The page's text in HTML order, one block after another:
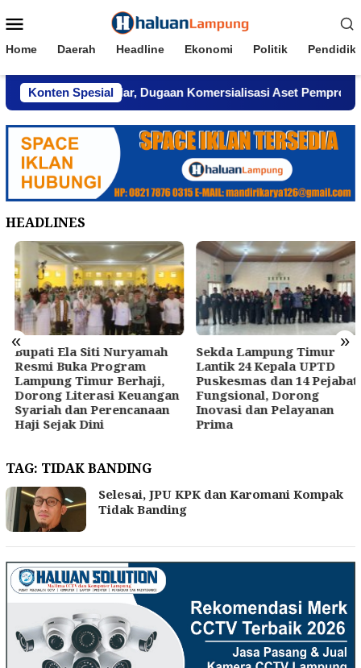
ke
Mobile
Home Daerah Headline Ekonomi Politik
Konten Spesial
Menghindar, Dugaan Komersialisasi Aset Pemprov Kian
HEADLINES
« »
Bupati Ela Siti Nuryamah
Resmi Buka Program
Lampung Timur Berhaji,
Dorong Literasi Keuangan
Syariah dan Perencanaan
Haji Sejak Dini
Sekda Lampung Timur
Lantik 24 Kepala UPTD
Puskesmas dan 14 Pejabat
Fungsional, Dorong
Inovasi dan Pelayanan
Prima
TAG: TIDAK BANDING
Selesai, JPU KPK dan Karomani Kompak
Tidak Banding